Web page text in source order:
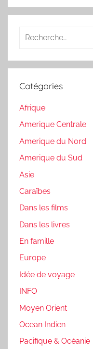
Recherche
:
Catégories
Afrique
Amerique Centrale
Amerique du Nord
Amerique du Sud
Asie
Caraïbes
Dans les films
Dans les livres
En famille
Europe
Idée de voyage
INFO
Moyen Orient
Ocean Indien
Pacifique & Océanie